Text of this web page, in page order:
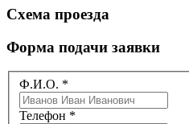
Схема проезда
Форма подачи заявки
Ф.И.О. *
Телефон *